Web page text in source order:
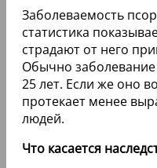
Заболеваемость
статистика
страдают от него
Обычно заболевание
25 лет. Если же оно
протекает менее
людей.
Что касается